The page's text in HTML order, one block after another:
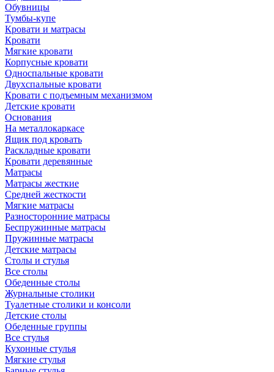
Обувницы
Тумбы-купе
Кровати и матрасы
Кровати
Мягкие кровати
Корпусные кровати
Односпальные кровати
Двухспальные кровати
Кровати с подъемным механизмом
Детские кровати
Основания
На металлокаркасе
Ящик под кровать
Раскладные кровати
Кровати деревянные
Матрасы
Матрасы жесткие
Средней жесткости
Мягкие матрасы
Разносторонние матрасы
Беспружинные матрасы
Пружинные матрасы
Детские матрасы
Столы и стулья
Все столы
Обеденные столы
Журнальные столики
Туалетные столики и консоли
Детские столы
Обеденные группы
Все стулья
Кухонные стулья
Мягкие стулья